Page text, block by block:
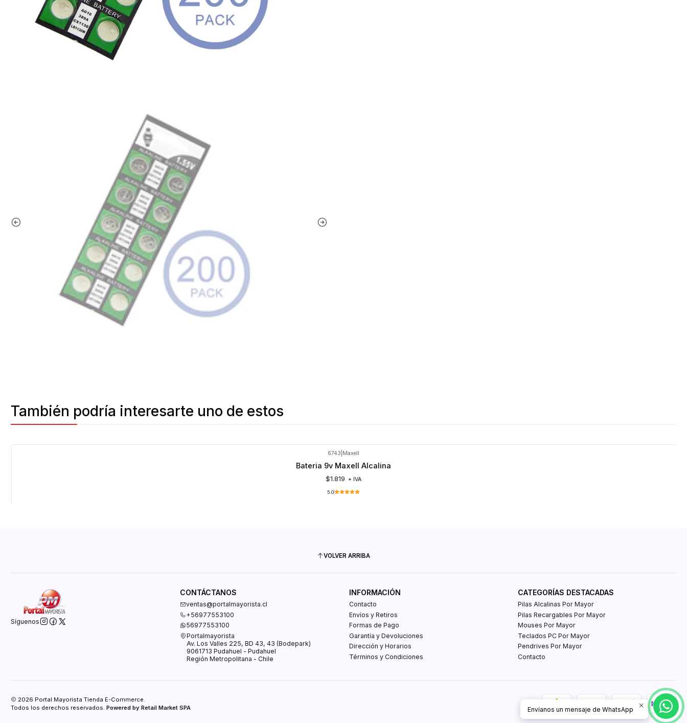
También podría interesarte uno de estos
6743 Maxell
Bateria 9v Maxell Alcalina
$1.819 + IVA
5.0
VOLVER ARRIBA
Síguenos
CONTÁCTANOS
ventas@portalmayorista.cl
+56977553100
56977553100
Portalmayorista
Av. Los Valles 225, BD 43, 43 (Bodepark)
9061713 Pudahuel - Pudahuel
Región Metropolitana - Chile
INFORMACIÓN
Contacto
Envíos y Retiros
Formas de Pago
Garantía y Devoluciones
Dirección y Horarios
Términos y Condiciones
CATEGORÍAS DESTACADAS
Pilas Alcalinas Por Mayor
Pilas Recargables Por Mayor
Mouses Por Mayor
Teclados PC Por Mayor
Pendrives Por Mayor
Contacto
2026 Portal Mayorista Tienda E-Commerce.
Todos los derechos reservados. Powered by Retail Market SPA Envíanos un mensaje de WhatsApp